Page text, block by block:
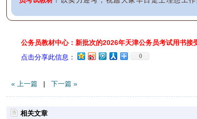
公务员教材中心：新批次的2026年天津公务员考试用书接
点击分享此信息：
0
« 上一篇 | 下一篇 »
相关文章